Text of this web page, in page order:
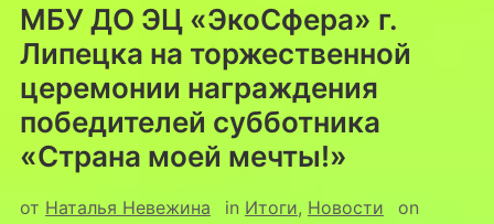
МБУ ДО ЭЦ «ЭкоСфера» г.
Липецка на торжественной
церемонии награждения
победителей субботника
«Страна моей мечты!»
от Наталья Невежина in Итоги, Новости on